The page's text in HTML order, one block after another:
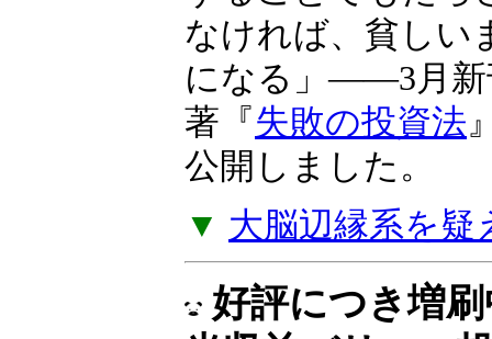
「投資での成功は
常に素早く機能す
制御することでも
できなければ、貧
ことになる」――3
ルツ著『失敗の投
ジを公開しました